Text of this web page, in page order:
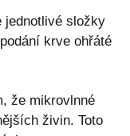
jednotlivé složky
krve ohřáté
že mikrovlnné
živin. Toto